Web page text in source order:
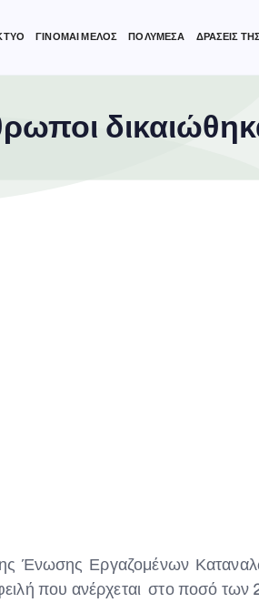
ΓΙΝΟΜΑΙ ΜΕΛΟΣ ΠΟΛΥΜΕΣΑ ΔΡΑΣΕΙΣ
Ένωσης Εργαζομένων
που ανέρχεται στο ποσό